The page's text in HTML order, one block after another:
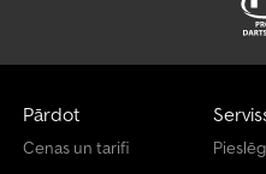
Pārdot
Cenas un tarifi